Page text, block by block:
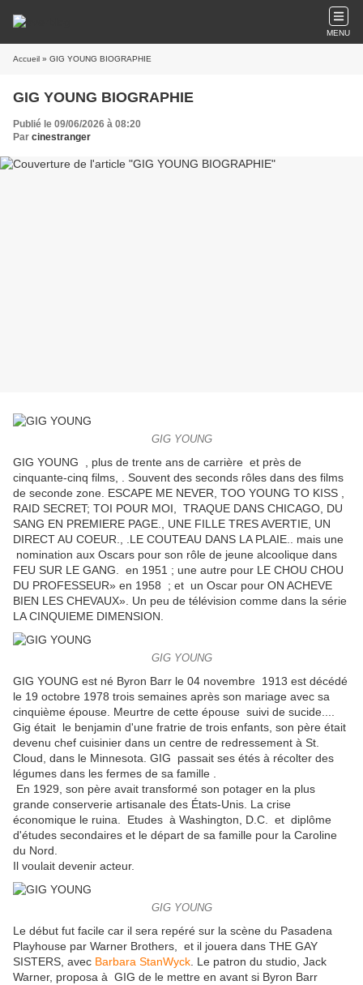
MENU
Accueil » GIG YOUNG BIOGRAPHIE
GIG YOUNG BIOGRAPHIE
Publié le 09/06/2026 à 08:20
Par cinestranger
GIG YOUNG
GIG YOUNG , plus de trente ans de carrière et près de
cinquante-cinq films, . Souvent des seconds rôles dans des films
de seconde zone. ESCAPE ME NEVER, TOO YOUNG TO KISS ,
RAID SECRET; TOI POUR MOI, TRAQUE DANS CHICAGO, DU
SANG EN PREMIERE PAGE., UNE FILLE TRES AVERTIE, UN
DIRECT AU COEUR., .LE COUTEAU DANS LA PLAIE.. mais une
nomination aux Oscars pour son rôle de jeune alcoolique dans
FEU SUR LE GANG. en 1951 ; une autre pour LE CHOU CHOU
DU PROFESSEUR» en 1958 ; et un Oscar pour ON ACHEVE
BIEN LES CHEVAUX». Un peu de télévision comme dans la série
LA CINQUIEME DIMENSION.
GIG YOUNG
GIG YOUNG est né Byron Barr le 04 novembre 1913 est décédé
le 19 octobre 1978 trois semaines après son mariage avec sa
cinquième épouse. Meurtre de cette épouse suivi de sucide....
Gig était le benjamin d'une fratrie de trois enfants, son père était
devenu chef cuisinier dans un centre de redressement à St.
Cloud, dans le Minnesota. GIG passait ses étés à récolter des
légumes dans les fermes de sa famille .
En 1929, son père avait transformé son potager en la plus
grande conserverie artisanale des États-Unis. La crise
économique le ruina. Etudes à Washington, D.C. et diplôme
d'études secondaires et le départ de sa famille pour la Caroline
du Nord.
Il voulait devenir acteur.
GIG YOUNG
Le début fut facile car il sera repéré sur la scène du Pasadena
Playhouse par Warner Brothers, et il jouera dans THE GAY
SISTERS, avec Barbara StanWyck . Le patron du studio, Jack
Warner, proposa à GIG de le mettre en avant si Byron Barr